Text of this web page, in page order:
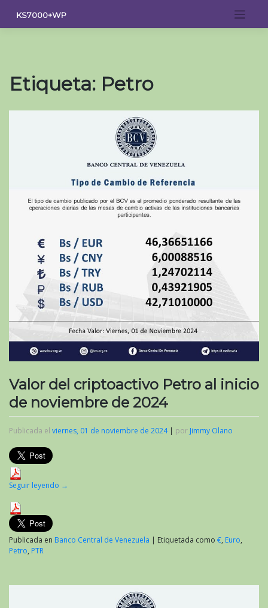
contenido
KS7000+WP
Etiqueta: Petro
Valor del criptoactivo Petro al inicio
de noviembre de 2024
Publicada el viernes, 01 de noviembre de 2024| por Jimmy Olano
Seguir leyendo →
Publicada en Banco Central de Venezuela | Etiquetada como €, Euro,
Petro, PTR